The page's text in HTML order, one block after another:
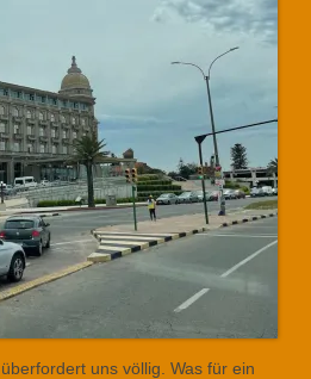
uns völlig. Was für ein